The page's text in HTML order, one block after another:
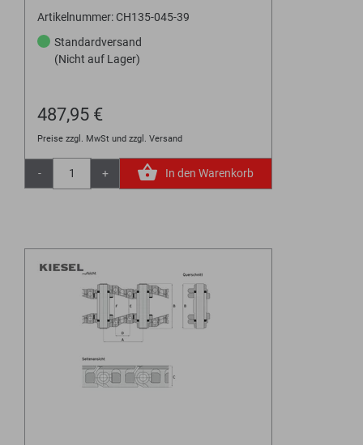
Artikelnummer: CH135-045-39
Standardversand
(Nicht auf Lager)
487,95 €
Preise zzgl. MwSt und zzgl. Versand
- + In den Warenkorb